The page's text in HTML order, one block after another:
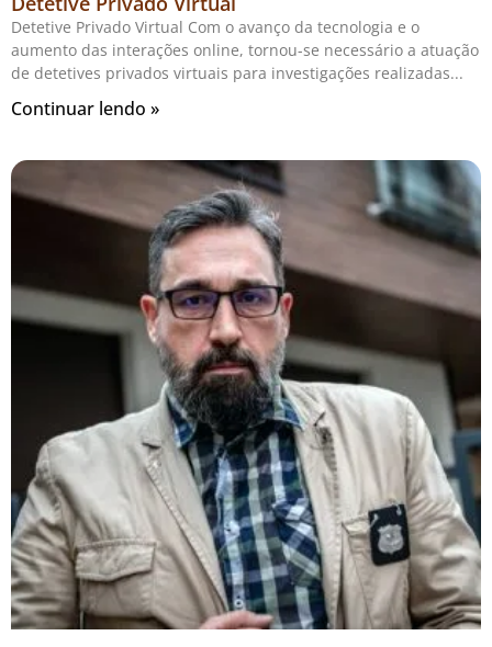
Detetive Privado Virtual Com o avanço da tecnologia e o
aumento das interações online, tornou-se necessário a atuação
de detetives privados virtuais para investigações realizadas
Continuar lendo »